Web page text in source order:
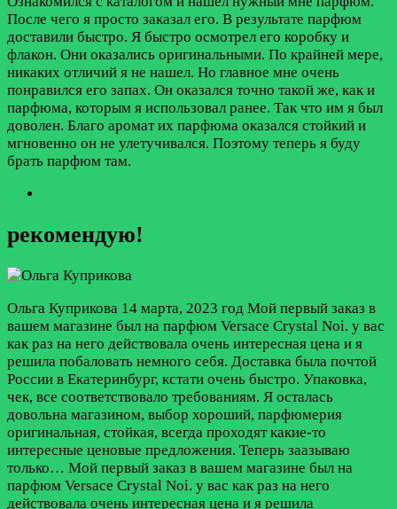
После чего я просто заказал его. В результате парфюм
доставили быстро. Я быстро осмотрел его коробку и
флакон. Они оказались оригинальными. По крайней мере,
никаких отличий я не нашел. Но главное мне очень
понравился его запах. Он оказался точно такой же, как и
парфюма, которым я использовал ранее. Так что им я был
доволен. Благо аромат их парфюма оказался стойкий и
мгновенно он не улетучивался. Поэтому теперь я буду
брать парфюм там.
рекомендую!
Ольга Куприкова 14 марта, 2023 год Мой первый заказ в
вашем магазине был на парфюм Versace Crystal Noi. у вас
как раз на него действовала очень интересная цена и я
решила побаловать немного себя. Доставка была почтой
России в Екатеринбург, кстати очень быстро. Упаковка,
чек, все соответствовало требованиям. Я осталась
довольна магазином, выбор хороший, парфюмерия
оригинальная, стойкая, всегда проходят какие-то
интересные ценовые предложения. Теперь заазываю
только… Мой первый заказ в вашем магазине был на
парфюм Versace Crystal Noi. у вас как раз на него
действовала очень интересная цена и я решила